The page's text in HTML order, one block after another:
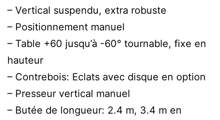
– Vertical suspendu, extra robuste
– Positionnement manuel
– Table +60 jusqu’à -60° tournable, fixe en
hauteur
– Contrebois: Eclats avec disque en option
– Presseur vertical manuel
– Butée de longueur: 2.4 m, 3.4 m en